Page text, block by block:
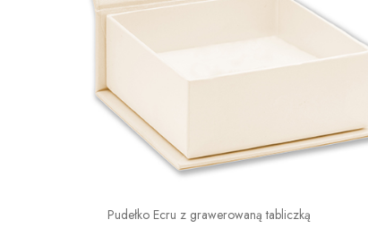
Pudełko Ecru z grawerowaną tabliczką